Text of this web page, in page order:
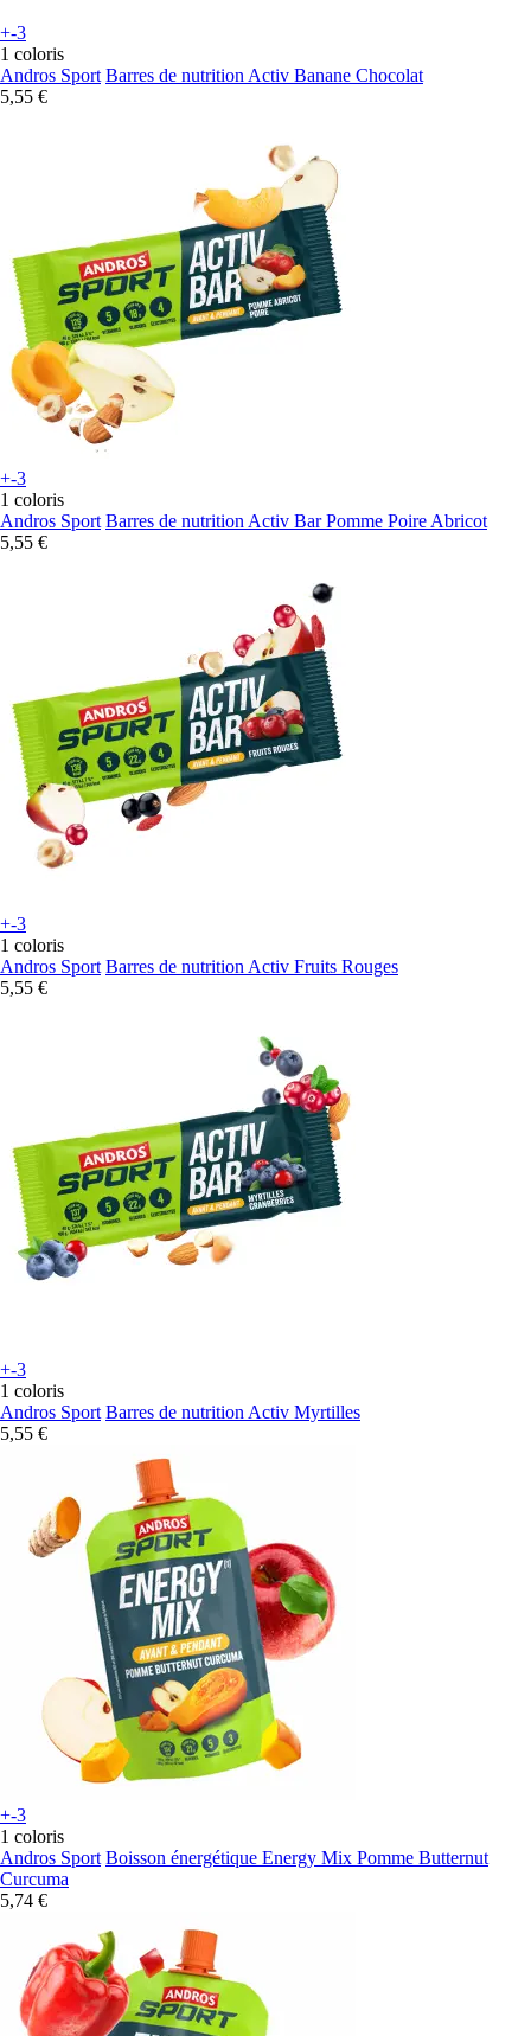
+-3
1 coloris
Andros Sport Barres de nutrition Activ Banane Chocolat
5,55 €
+-3
1 coloris
Andros Sport Barres de nutrition Activ Bar Pomme Poire Abricot
5,55 €
+-3
1 coloris
Andros Sport Barres de nutrition Activ Fruits Rouges
5,55 €
+-3
1 coloris
Andros Sport Barres de nutrition Activ Myrtilles
5,55 €
+-3
1 coloris
Andros Sport Boisson énergétique Energy Mix Pomme Butternut
Curcuma
5,74 €